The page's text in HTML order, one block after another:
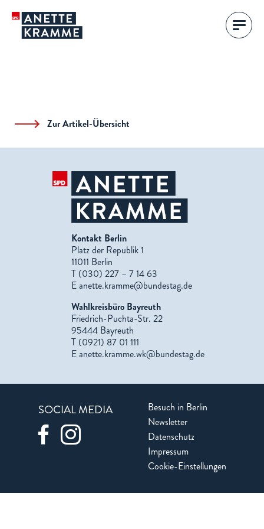
Zur Artikel-Übersicht
Kontakt Berlin
Platz der Republik 1
11011 Berlin
T (030) 227 – 7 14 63
Eanette.kramme@bundestag.de
Wahlkreisbüro Bayreuth
Friedrich-Puchta-Str. 22
95444 Bayreuth
T (0921) 87 01 111
Eanette.kramme.wk@bundestag.de
SOCIAL MEDIA
Besuch in Berlin
Newsletter
Datenschutz
Impressum
Cookie-Einstellungen